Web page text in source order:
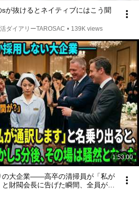
sが抜けるとネイティブにはこう聞
ダイアリーTAROSAC • 139K views
1:53:00
の大企業――高卒の清掃員が「私が
財閥会長に告げた瞬間、全員が嘲
後、その場は静まり返った。#動
物語 #家族の物語